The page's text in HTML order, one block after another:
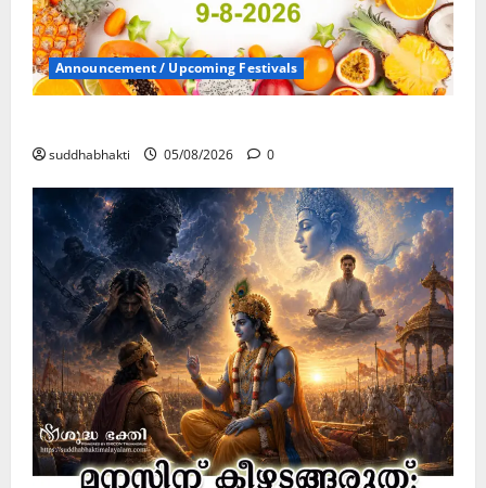
Announcement / Upcoming Festivals
suddhabhakti 05/08/2026 0